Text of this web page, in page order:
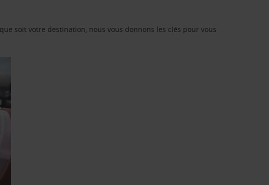
soit votre destination, nous vous donnons les clés pour vous